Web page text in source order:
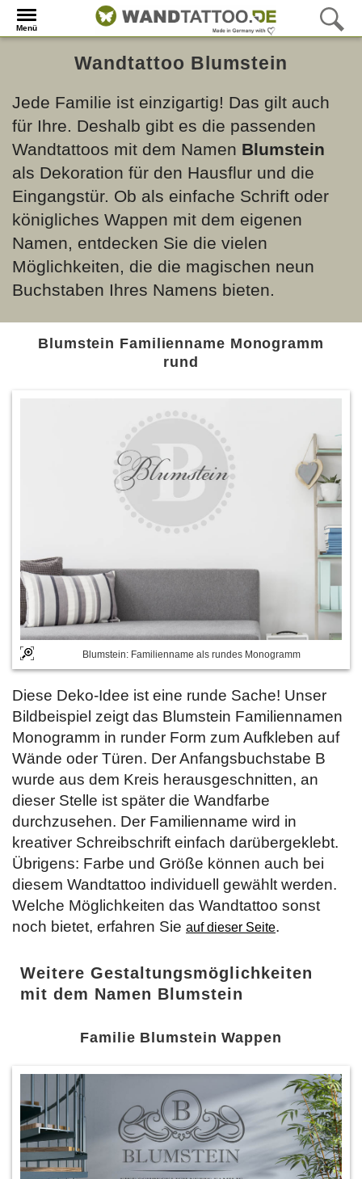
Menü
Wandtattoo Blumstein
Jede Familie ist einzigartig! Das gilt auch
für Ihre. Deshalb gibt es die passenden
Wandtattoos mit dem Namen Blumstein
als Dekoration für den Hausflur und die
Eingangstür. Ob als einfache Schrift oder
königliches Wappen mit dem eigenen
Namen, entdecken Sie die vielen
Möglichkeiten, die die magischen neun
Buchstaben Ihres Namens bieten.
Blumstein Familienname Monogramm
rund
Blumstein: Familienname als rundes Monogramm
Diese Deko-Idee ist eine runde Sache! Unser
Bildbeispiel zeigt das Blumstein Familiennamen
Monogramm in runder Form zum Aufkleben auf
Wände oder Türen. Der Anfangsbuchstabe B
wurde aus dem Kreis herausgeschnitten, an
dieser Stelle ist später die Wandfarbe
durchzusehen. Der Familienname wird in
kreativer Schreibschrift einfach darübergeklebt.
Übrigens: Farbe und Größe können auch bei
diesem Wandtattoo individuell gewählt werden.
Welche Möglichkeiten das Wandtattoo sonst
noch bietet, erfahren Sie auf dieser Seite.
Weitere Gestaltungsmöglichkeiten
mit dem Namen Blumstein
Familie Blumstein Wappen